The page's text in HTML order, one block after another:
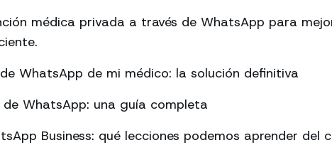
médica privada a través de WhatsApp para
WhatsApp de mi médico: la solución definitiva
de WhatsApp: una guía completa
Business: qué lecciones podemos aprender del